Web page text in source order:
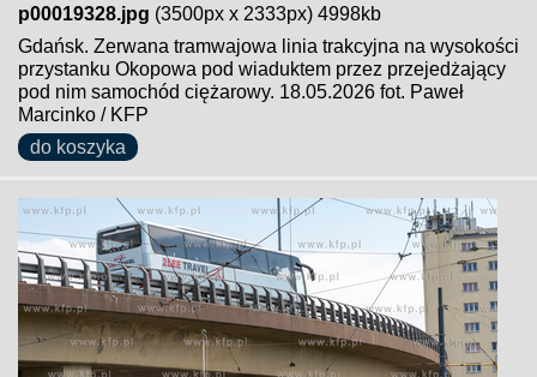
p00019328.jpg (3500px x 2333px) 4998kb
Gdańsk. Zerwana tramwajowa linia trakcyjna na wysokości
przystanku Okopowa pod wiaduktem przez przejedżający
pod nim samochód ciężarowy. 18.05.2026 fot. Paweł
Marcinko / KFP
do koszyka